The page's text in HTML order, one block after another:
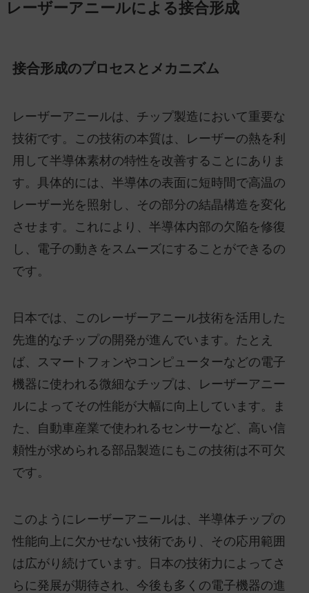
レーザーアニールによる接合形成
接合形成のプロセスとメカニズム
レーザーアニールは、チップ製造において重要な
技術です。この技術の本質は、レーザーの熱を利
用して半導体素材の特性を改善することにありま
す。具体的には、半導体の表面に短時間で高温の
レーザー光を照射し、その部分の結晶構造を変化
させます。これにより、半導体内部の欠陥を修復
し、電子の動きをスムーズにすることができるの
です。
日本では、このレーザーアニール技術を活用した
先進的なチップの開発が進んでいます。たとえ
ば、スマートフォンやコンピューターなどの電子
機器に使われる微細なチップは、レーザーアニー
ルによってその性能が大幅に向上しています。ま
た、自動車産業で使われるセンサーなど、高い信
頼性が求められる部品製造にもこの技術は不可欠
です。
このようにレーザーアニールは、半導体チップの
性能向上に欠かせない技術であり、その応用範囲
は広がり続けています。日本の技術力によってさ
らに発展が期待され、今後も多くの電子機器の進